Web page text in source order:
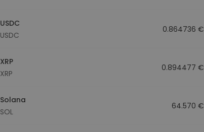
USDC
USDC
0.864736 €
XRP
XRP
0.894477 €
Solana
SOL
64.570 €